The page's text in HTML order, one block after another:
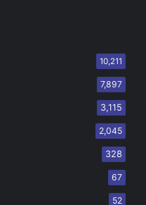
10,211
7,897
3,115
2,045
328
67
52